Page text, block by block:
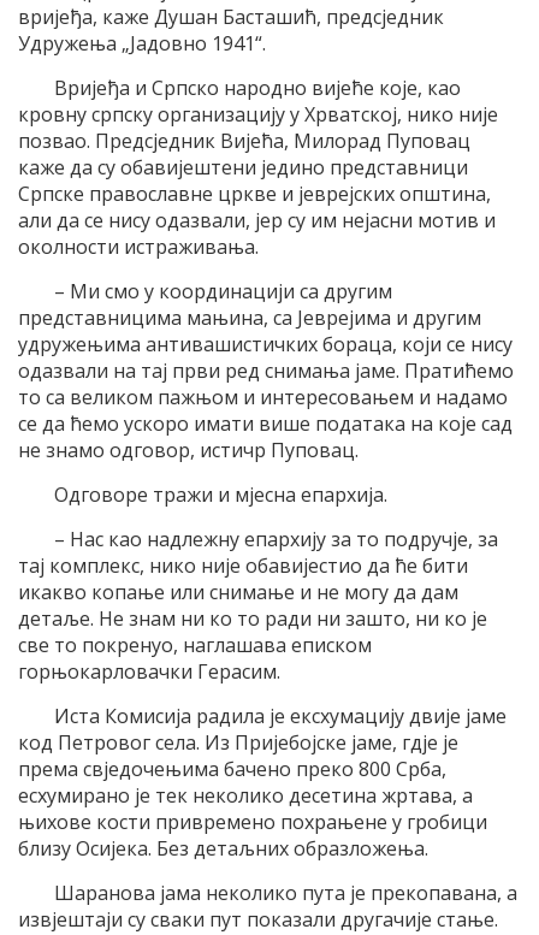
вријеђа, каже Душан Басташић, предсједник
Удружења „Јадовно 1941“.
Вријеђа и Српско народно вијеће које, као
кровну српску организацију у Хрватској, нико није
позвао. Предсједник Вијећа, Милорад Пуповац
каже да су обавијештени једино представници
Српске православне цркве и јеврејских општина,
али да се нису одазвали, јер су им нејасни мотив и
околности истраживања.
– Ми смо у координацији са другим
представницима мањина, са Јеврејима и другим
удружењима антивашистичких бораца, који се нису
одазвали на тај први ред снимања јаме. Пратићемо
то са великом пажњом и интересовањем и надамо
се да ћемо ускоро имати више података на које сад
не знамо одговор, истичр Пуповац.
Одговоре тражи и мјесна епархија.
– Нас као надлежну епархију за то подручје, за
тај комплекс, нико није обавијестио да ће бити
икакво копање или снимање и не могу да дам
детаље. Не знам ни ко то ради ни зашто, ни ко је
све то покренуо, наглашава еписком
горњокарловачки Герасим.
Иста Комисија радила је ексхумацију двије јаме
код Петровог села. Из Пријебојске јаме, гдје је
према свједочењима бачено преко 800 Срба,
есхумирано је тек неколико десетина жртава, а
њихове кости привремено похрањене у гробици
близу Осијека. Без детаљних образложења.
Шаранова јама неколико пута је прекопавана, а
извјештаји су сваки пут показали другачије стање.